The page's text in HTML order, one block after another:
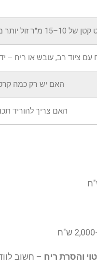
זול יותר ממקלט ציבורי של 50 מ"ר
עם ציוד רב, עובש או ריח –
האם יש רק כמה
האם צריך להוריד תכולה
והסרת ריח – חשוב